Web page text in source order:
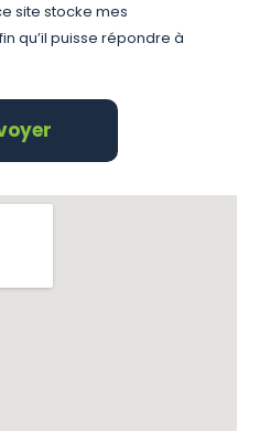
site stocke mes
qu’il puisse répondre à